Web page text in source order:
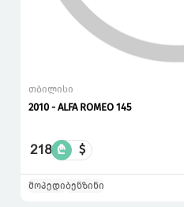
თბილისი
2010 - ALFA ROMEO 145
218 ₾ $
მოპედიბენზინი